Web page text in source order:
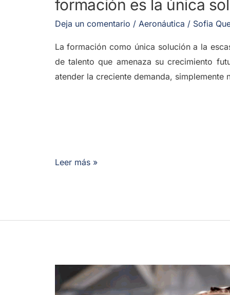
formación es la única
Deja un comentario / Aeronáutica / Sofia
La formación como única solución a la
de talento que amenaza su crecimiento
atender la creciente demanda,
Leer más »
vemos